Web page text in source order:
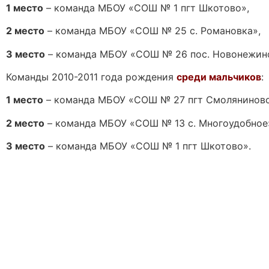
1 место – команда МБОУ «СОШ № 1 пгт Шкотово»,
2 место – команда МБОУ «СОШ № 25 с. Романовка»,
3 место – команда МБОУ «СОШ № 26 пос.
Команды 2010-2011 года рождения среди мальчиков:
1 место – команда МБОУ «СОШ № 27 пгт
2 место – команда МБОУ «СОШ № 13 с.
3 место – команда МБОУ «СОШ № 1 пгт Шкотово».